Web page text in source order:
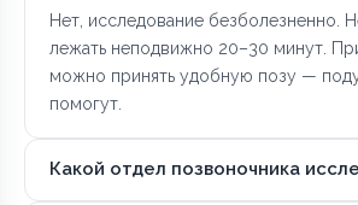
Нет, исследование безболезненно.
лежать неподвижно 20–30 минут.
можно принять удобную позу —
помогут.
Какой отдел позвоночника